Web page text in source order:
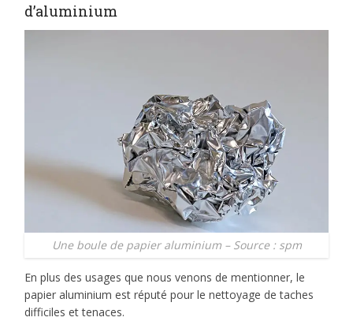
d’aluminium
Une boule de papier aluminium – Source : spm
En plus des usages que nous venons de mentionner, le
papier aluminium est réputé pour le nettoyage de taches
difficiles et tenaces.